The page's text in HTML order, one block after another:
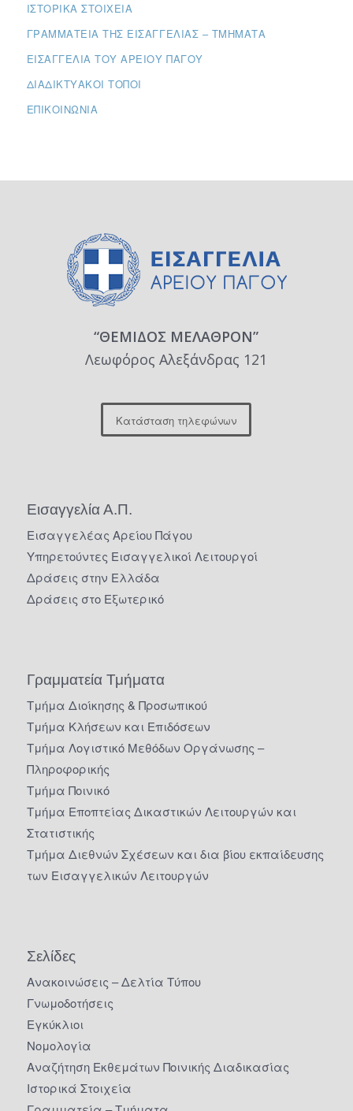
ΙΣΤΟΡΙΚΆ ΣΤΟΙΧΕΊΑ
ΓΡΑΜΜΑΤΕΊΑ ΤΗΣ ΕΙΣΑΓΓΕΛΊΑΣ – ΤΜΉΜΑΤΑ
ΕΙΣΑΓΓΕΛΊΑ ΤΟΥ ΑΡΕΊΟΥ ΠΆΓΟΥ
ΔΙΑΔΙΚΤΥΑΚΟΊ ΤΌΠΟΙ
ΕΠΙΚΟΙΝΩΝΊΑ
“ΘΕΜΙΔΟΣ ΜΕΛΑΘΡΟΝ”
Λεωφόρος Αλεξάνδρας 121
Κατάσταση τηλεφώνων
Εισαγγελία Α.Π.
Εισαγγελέας Αρείου Πάγου
Υπηρετούντες Εισαγγελικοί Λειτουργοί
Δράσεις στην Ελλάδα
Δράσεις στο Εξωτερικό
Γραμματεία Τμήματα
Τμήμα Διοίκησης & Προσωπικού
Τμήμα Κλήσεων και Επιδόσεων
Τμήμα Λογιστικό Μεθόδων Οργάνωσης –
Πληροφορικής
Τμήμα Ποινικό
Τμήμα Εποπτείας Δικαστικών Λειτουργών και
Στατιστικής
Τμήμα Διεθνών Σχέσεων και δια βίου εκπαίδευσης
των Εισαγγελικών Λειτουργών
Σελίδες
Ανακοινώσεις – Δελτία Τύπου
Γνωμοδοτήσεις
Εγκύκλιοι
Νομολογία
Αναζήτηση Εκθεμάτων Ποινικής Διαδικασίας
Ιστορικά Στοιχεία